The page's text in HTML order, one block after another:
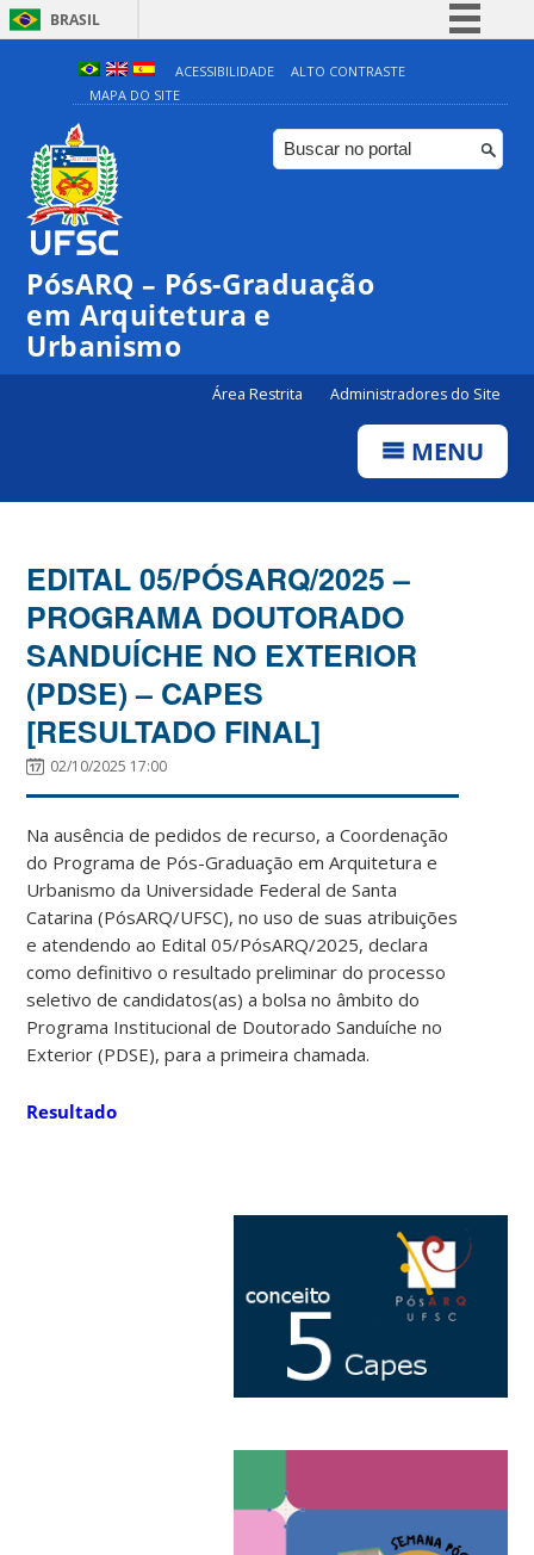
BRASIL
Simplifique!
Comunica BR
Participe
ACESSIBILIDADE
ALTO CONTRASTE
MAPA DO SITE
PósARQ – Pós-Graduação
em Arquitetura e
Urbanismo
Área Restrita Administradores do Site
MENU
EDITAL 05/PÓSARQ/2025 –
PROGRAMA DOUTORADO
SANDUÍCHE NO EXTERIOR
(PDSE) – CAPES
[RESULTADO FINAL]
02/10/2025 17:00
Na ausência de pedidos de recurso, a Coordenação
do Programa de Pós-Graduação em Arquitetura e
Urbanismo da Universidade Federal de Santa
Catarina (PósARQ/UFSC), no uso de suas atribuições
e atendendo ao Edital 05/PósARQ/2025, declara
como definitivo o resultado preliminar do processo
seletivo de candidatos(as) a bolsa no âmbito do
Programa Institucional de Doutorado Sanduíche no
Exterior (PDSE), para a primeira chamada.
Resultado